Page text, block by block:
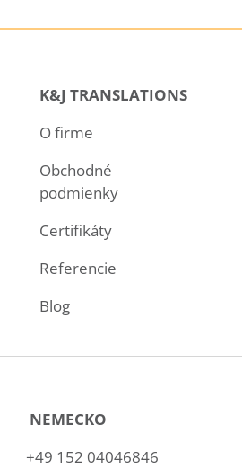
K&J TRANSLATIONS
O firme
Obchodné
podmienky
Certifikáty
Referencie
Blog
NEMECKO
+49 152 04046846